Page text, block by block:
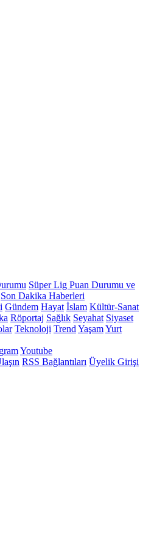
Süper Lig Puan Durumu ve
Son Dakika Haberleri
Gündem Hayat İslam Kültür-Sanat
Röportaj Sağlık Seyahat Siyaset
Teknoloji Trend YaşamYurt
Youtube
RSS Bağlantıları Üyelik Girişi